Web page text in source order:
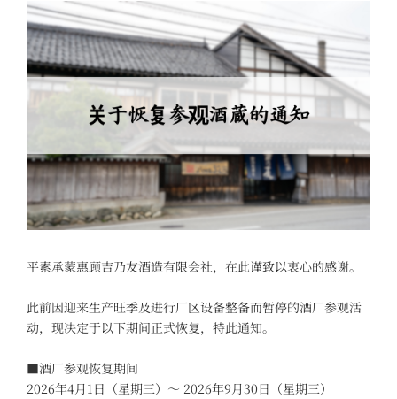
平素承蒙惠顾吉乃友酒造有限会社，在此谨致以衷心的感谢。
此前因迎来生产旺季及进行厂区设备整备而暂停的酒厂参观活
动，现决定于以下期间正式恢复，特此通知。
■酒厂参观恢复期间
2026年4月1日（星期三）～ 2026年9月30日（星期三）